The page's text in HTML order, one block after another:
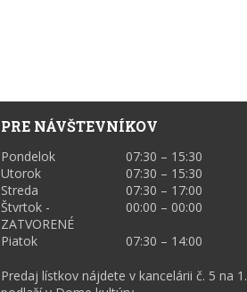
PRE NÁVŠTEVNÍKOV
Pondelok
07:30 – 15:30
Utorok
07:30 – 15:30
Streda
07:30 – 17:00
Štvrtok -
ZATVORENÉ
00:00 – 00:00
Piatok
07:30 – 14:00
Predaj lístkov nájdete v kancelárii č. 5 na 1.